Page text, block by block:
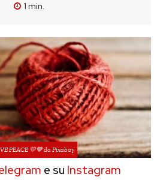
1 min.
PEACE 💛💙 da Pixabay
e su Instagram